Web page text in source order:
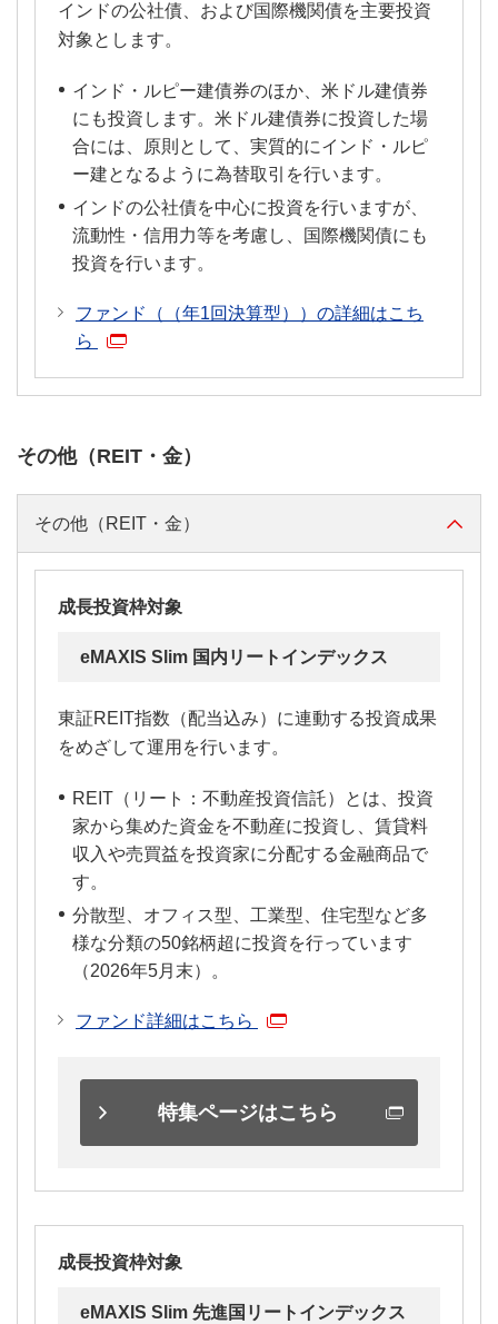
インドの公社債、および国際機関債を主要投資
対象とします。
インド・ルピー建債券のほか、米ドル建債券
にも投資します。米ドル建債券に投資した場
合には、原則として、実質的にインド・ルピ
ー建となるように為替取引を行います。
インドの公社債を中心に投資を行いますが、
流動性・信用力等を考慮し、国際機関債にも
投資を行います。
ファンド（（年1回決算型））の詳細はこち
ら
その他（REIT・金）
その他（REIT・金）
成長投資枠対象
eMAXIS Slim 国内リートインデックス
東証REIT指数（配当込み）に連動する投資成果
をめざして運用を行います。
REIT（リート：不動産投資信託）とは、投資
家から集めた資金を不動産に投資し、賃貸料
収入や売買益を投資家に分配する金融商品で
す。
分散型、オフィス型、工業型、住宅型など多
様な分類の50銘柄超に投資を行っています
（2026年5月末）。
ファンド詳細はこちら
特集ページはこちら
成長投資枠対象
eMAXIS Slim 先進国リートインデックス